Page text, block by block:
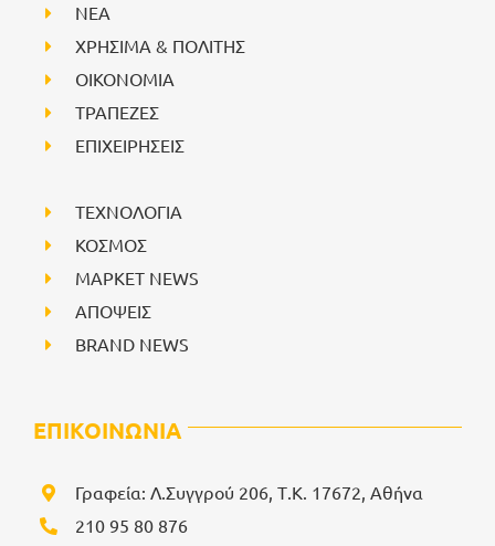
NEA
ΧΡΗΣΙΜΑ & ΠΟΛΙΤΗΣ
ΟΙΚΟΝΟΜΙΑ
ΤΡΑΠΕΖΕΣ
ΕΠΙΧΕΙΡΗΣΕΙΣ
ΤΕΧΝΟΛΟΓΙΑ
ΚΟΣΜΟΣ
ΜΑΡΚΕΤ NEWS
ΑΠΟΨΕΙΣ
BRAND NEWS
ΕΠΙΚΟΙΝΩΝΙΑ
Γραφεία: Λ.Συγγρού 206, Τ.Κ. 17672, Αθήνα
210 95 80 876